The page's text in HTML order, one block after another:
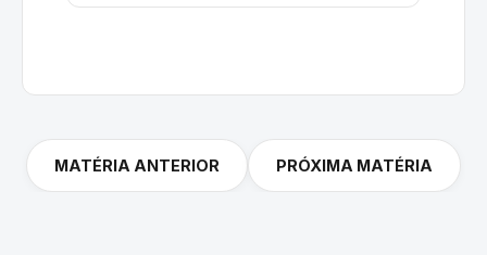
MATÉRIA ANTERIOR PRÓXIMA MATÉRIA